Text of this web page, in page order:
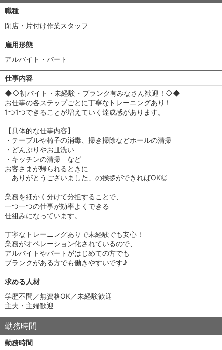
職種
閉店・片付け作業スタッフ
雇用形態
アルバイト・パート
仕事内容
◆◇初バイト・未経験・ブランク有みなさん歓迎！◇◆
お仕事の各ステップごとに丁寧なトレーニングあり！
1つ1つできることが増えていく達成感があります。
【具体的な仕事内容】
・テーブルや椅子の消毒、掃き掃除などホールの清掃
・どんぶりやお皿洗い
・キッチンの清掃 など
お客さまが帰られるときに
「ありがとうございました」の挨拶ができればOK◎
業務を細かく分けて分担することで、
一つ一つの仕事が効率よくできる
仕組みになっています。
丁寧なトレーニングありで未経験でも安心！
業務がオペレーション化されているので、
アルバイトやパートがはじめての方でも
ブランクがある方でも働きやすいです♪
求める人材
学歴不問／無資格OK／未経験歓迎
主夫・主婦歓迎
勤務時間
勤務時間